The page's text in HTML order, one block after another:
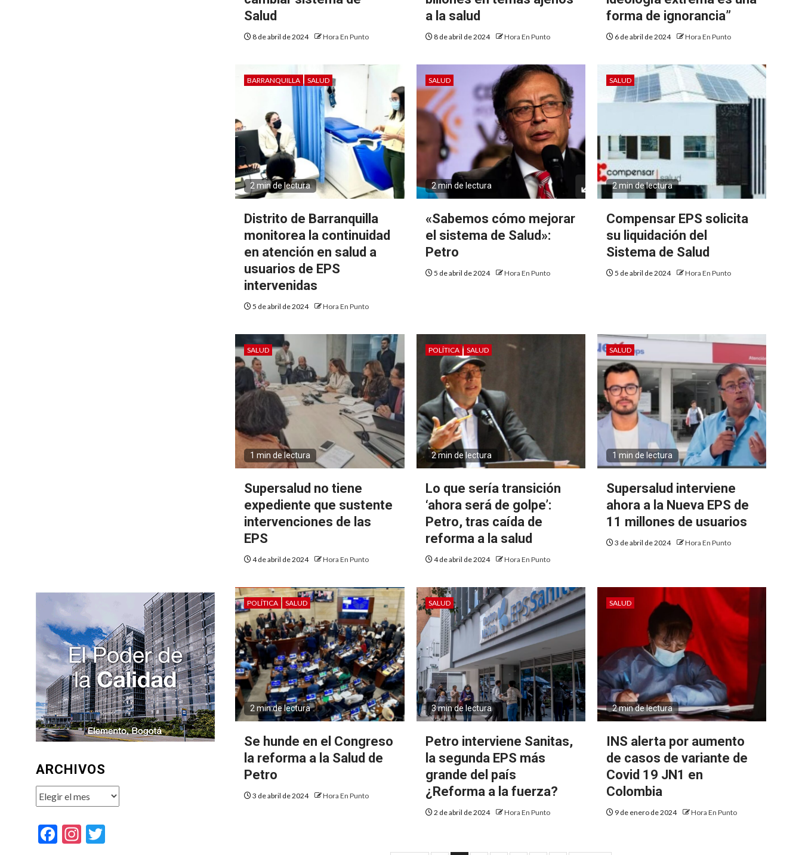
Salud
8 de abril de 2024 Hora En Punto
a la salud
8 de abril de 2024 Hora En Punto
forma de ignorancia”
6 de abril de 2024 Hora En Punto
BARRANQUILLA SALUD
2 min de lectura
Distrito de Barranquilla
monitorea la continuidad
en atención en salud a
usuarios de EPS
intervenidas
5 de abril de 2024 Hora En Punto
SALUD
2 min de lectura
«Sabemos cómo mejorar
el sistema de Salud»:
Petro
5 de abril de 2024 Hora En Punto
SALUD
2 min de lectura
Compensar EPS solicita
su liquidación del
Sistema de Salud
5 de abril de 2024 Hora En Punto
SALUD
1 min de lectura
Supersalud no tiene
expediente que sustente
intervenciones de las
EPS
4 de abril de 2024 Hora En Punto
POLÍTICA SALUD
2 min de lectura
Lo que sería transición
‘ahora será de golpe’:
Petro, tras caída de
reforma a la salud
4 de abril de 2024 Hora En Punto
SALUD
1 min de lectura
Supersalud interviene
ahora a la Nueva EPS de
11 millones de usuarios
3 de abril de 2024 Hora En Punto
POLÍTICA SALUD
2 min de lectura
Se hunde en el Congreso
la reforma a la Salud de
Petro
3 de abril de 2024 Hora En Punto
SALUD
3 min de lectura
Petro interviene Sanitas,
la segunda EPS más
grande del país
¿Reforma a la fuerza?
2 de abril de 2024 Hora En Punto
SALUD
2 min de lectura
INS alerta por aumento
de casos de variante de
Covid 19 JN1 en
Colombia
9 de enero de 2024 Hora En Punto
ARCHIVOS
Archivos
Facebook
Instagram